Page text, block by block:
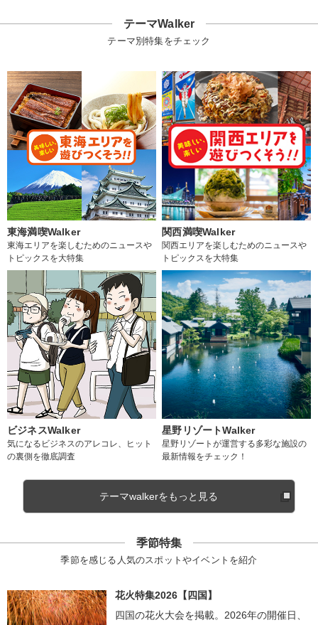
テーマWalker
テーマ別特集をチェック
東海満喫Walker
東海エリアを楽しむためのニュースや
トピックスを大特集
関西満喫Walker
関西エリアを楽しむためのニュースや
トピックスを大特集
ビジネスWalker
気になるビジネスのアレコレ、ヒット
の裏側を徹底調査
星野リゾートWalker
星野リゾートが運営する多彩な施設の
最新情報をチェック！
テーマwalkerをもっと見る
季節特集
季節を感じる人気のスポットやイベントを紹介
花火特集2026【四国】
四国の花火大会を掲載。2026年の開催日、